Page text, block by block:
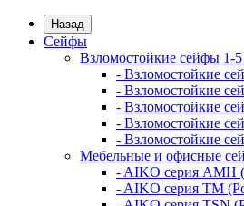
Назад
Сейфы
Взломостойкие сейфы 1-5
- Взломостойкие
- Взломостойкие
- Взломостойкие
- Взломостойкие
- Взломостойкие
Мебельные и офисные
- AIKO серия AMH
- AIKO серия TM